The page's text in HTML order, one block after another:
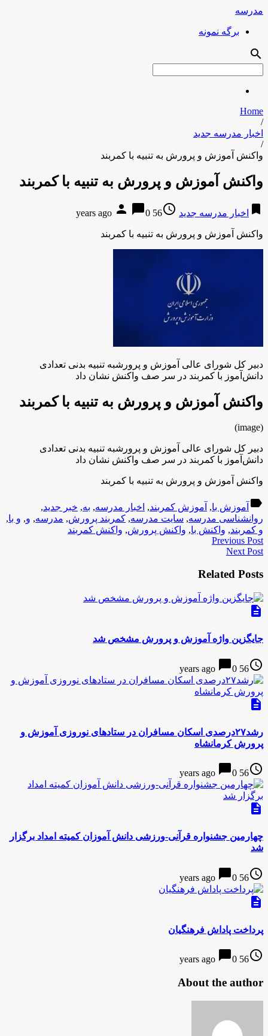
مدرسه
برگه نمونه
search
Home
/
اخبار مدرسه جدید
/
واکنش آموزش و پرورش به تنبیه با کمربند
واکنش آموزش و پرورش به تنبیه با کمربند
bookmark اخبار مدرسه جدید access_time
56 years ago
person chat_bubble0
واکنش آموزش و پرورش به تنبیه با کمربند
دبیر کل شورای عالی آموزش و پرورشبه تنبیه بدنی تعدادی
دانش‌آموز با کمربند در سر صف واکنش نشان داد
واکنش آموزش و پرورش به تنبیه با کمربند
(image)
دبیر کل شورای عالی آموزش و پرورشبه تنبیه بدنی تعدادی
دانش‌آموز با کمربند در سر صف واکنش نشان داد
واکنش آموزش و پرورش به تنبیه با کمربند
label آموزش با, آموزش کمربند, اخبار مدرسه, به, خبر جدید,
روانشناسی مدرسه, سایت مدرسه, کمربند پرورش, مدرسه, و, و با,
و کمربند, واکنش با, واکنش پرورش, واکنش کمربند
Previous Post
Next Post
Related Posts
description
جایگزین واژه آموزش و پرورش مشخص شد
access_time
56 years ago
chat_bubble0
description
رشد۲۷درصدی اسکان مسافران در ستادهای نوروزی آموزش و
پرورش کرمانشاه
access_time
56 years ago
chat_bubble0
description
چهارمین جشنواره قرآنی-ورزشی دانش آموزان کمیته امداد برگزار
شد
access_time
56 years ago
chat_bubble0
description
پرداخت پاداش فرهنگیان
access_time
56 years ago
chat_bubble0
About the author